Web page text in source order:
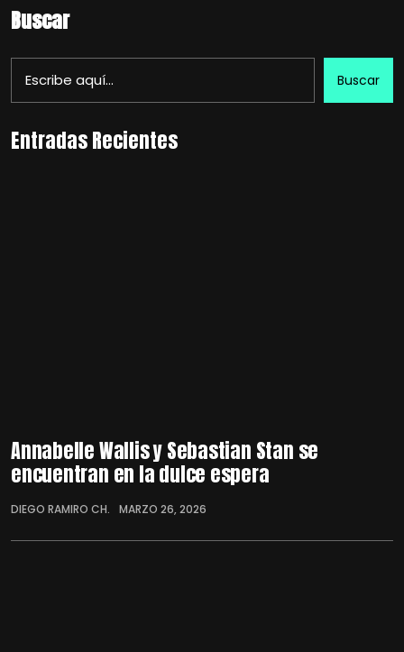
Buscar
Buscar
Entradas Recientes
Annabelle Wallis y Sebastian Stan se
encuentran en la dulce espera
DIEGO RAMIRO CH. MARZO 26, 2026